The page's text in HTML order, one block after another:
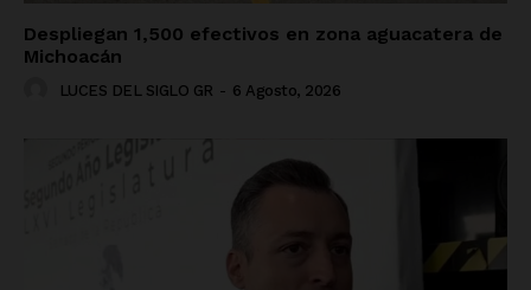
Despliegan 1,500 efectivos en zona aguacatera de
Michoacán
LUCES DEL SIGLO GR - 6 Agosto, 2026